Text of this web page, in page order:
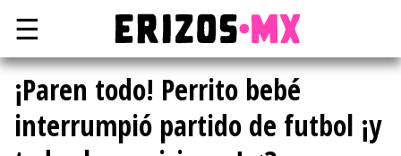
☰
¡Paren todo! Perrito bebé
interrumpió partido de futbol ¡y